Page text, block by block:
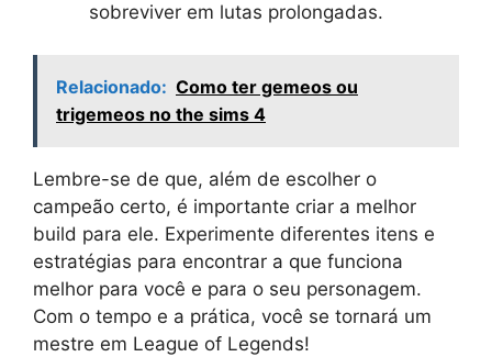
sobreviver em lutas prolongadas.
Relacionado: Como ter gemeos ou
trigemeos no the sims 4
Lembre-se de que, além de escolher o
campeão certo, é importante criar a melhor
build para ele. Experimente diferentes itens e
estratégias para encontrar a que funciona
melhor para você e para o seu personagem.
Com o tempo e a prática, você se tornará um
mestre em League of Legends!